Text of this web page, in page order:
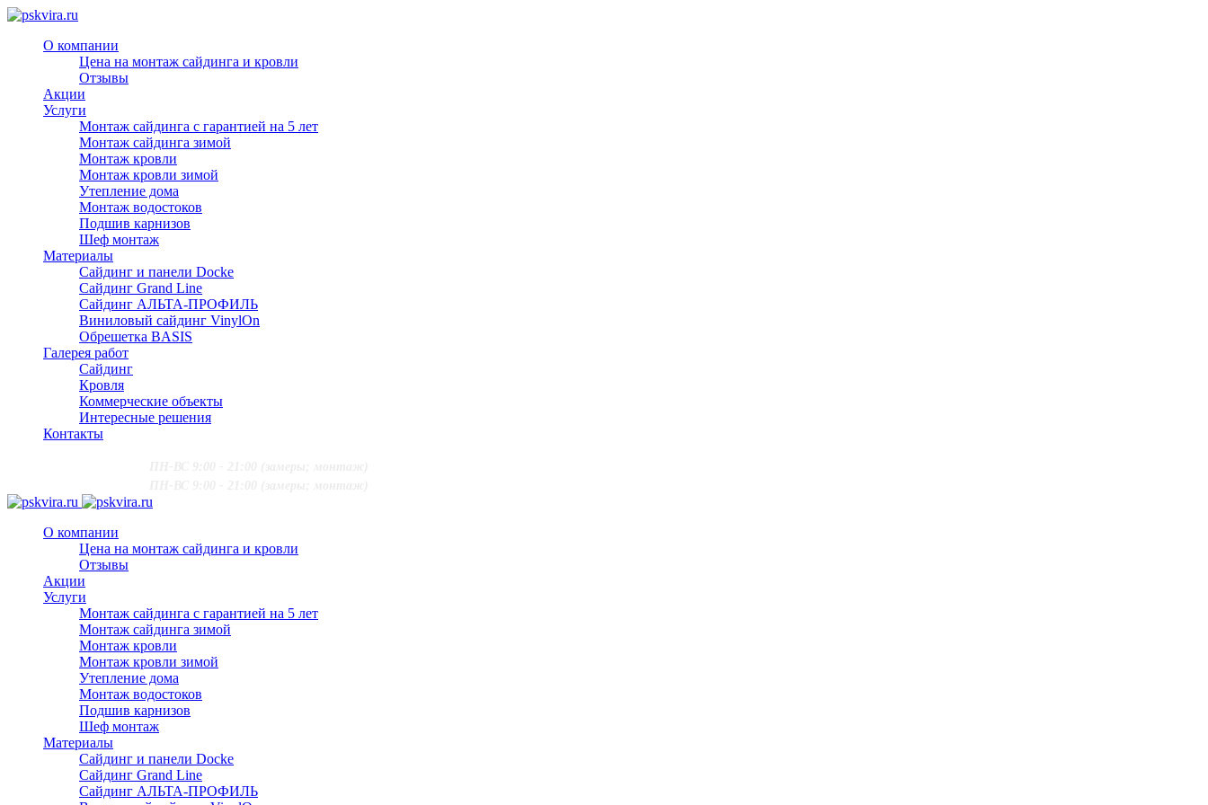
О компании
Цена на монтаж сайдинга и кровли
Отзывы
Акции
Услуги
Монтаж сайдинга с гарантией на 5 лет
Монтаж сайдинга зимой
Монтаж кровли
Монтаж кровли зимой
Утепление дома
Монтаж водостоков
Подшив карнизов
Шеф монтаж
Материалы
Сайдинг и панели Docke
Сайдинг Grand Line
Сайдинг АЛЬТА-ПРОФИЛЬ
Виниловый сайдинг VinylOn
Обрешетка BASIS
Галерея работ
Сайдинг
Кровля
Коммерческие объекты
Интересные решения
Контакты
О компании
Цена на монтаж сайдинга и кровли
Отзывы
Акции
Услуги
Монтаж сайдинга с гарантией на 5 лет
Монтаж сайдинга зимой
Монтаж кровли
Монтаж кровли зимой
Утепление дома
Монтаж водостоков
Подшив карнизов
Шеф монтаж
Материалы
Сайдинг и панели Docke
Сайдинг Grand Line
Сайдинг АЛЬТА-ПРОФИЛЬ